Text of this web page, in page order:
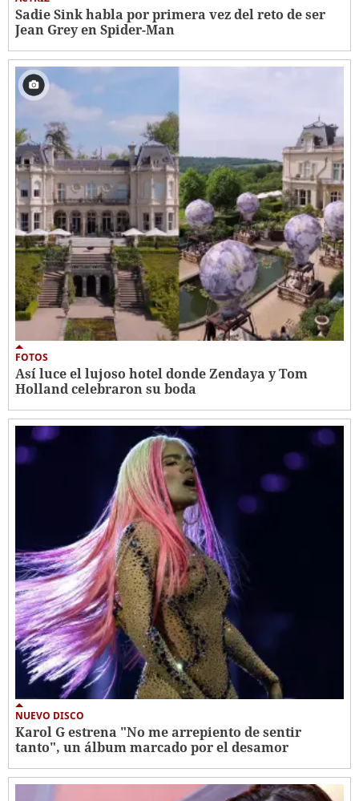
Sadie Sink habla por primera vez del reto de ser
Jean Grey en Spider-Man
FOTOS
Así luce el lujoso hotel donde Zendaya y Tom
Holland celebraron su boda
NUEVO DISCO
Karol G estrena "No me arrepiento de sentir
tanto", un álbum marcado por el desamor